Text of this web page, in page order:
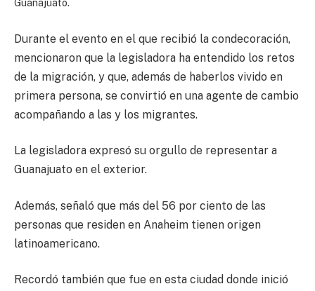
Guanajuato.
Durante el evento en el que recibió la condecoración,
mencionaron que la legisladora ha entendido los retos
de la migración, y que, además de haberlos vivido en
primera persona, se convirtió en una agente de cambio
acompañando a las y los migrantes.
La legisladora expresó su orgullo de representar a
Guanajuato en el exterior.
Además, señaló que más del 56 por ciento de las
personas que residen en Anaheim tienen origen
latinoamericano.
Recordó también que fue en esta ciudad donde inició